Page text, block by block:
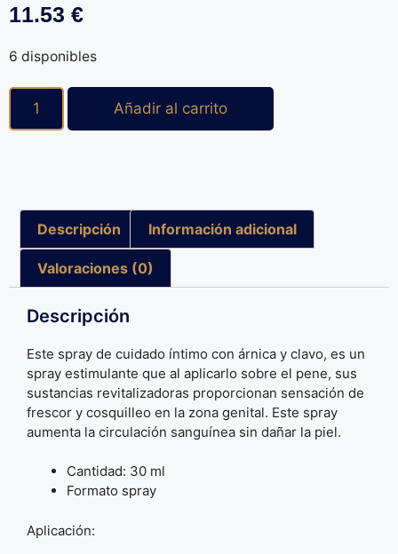
11.53 €
6 disponibles
Añadir al carrito
Descripción Información adicional
Valoraciones (0)
Descripción
Este spray de cuidado íntimo con árnica y clavo, es un
spray estimulante que al aplicarlo sobre el pene, sus
sustancias revitalizadoras proporcionan sensación de
frescor y cosquilleo en la zona genital. Este spray
aumenta la circulación sanguínea sin dañar la piel.
Cantidad: 30 ml
Formato spray
Aplicación: